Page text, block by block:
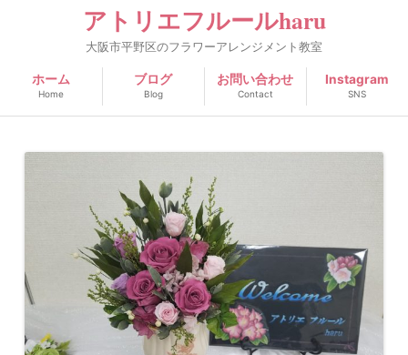
アトリエフルールharu
大阪市平野区のフラワーアレンジメント教室
ホーム
Home
ブログ
Blog
お問い合わせ
Contact
Instagram
SNS